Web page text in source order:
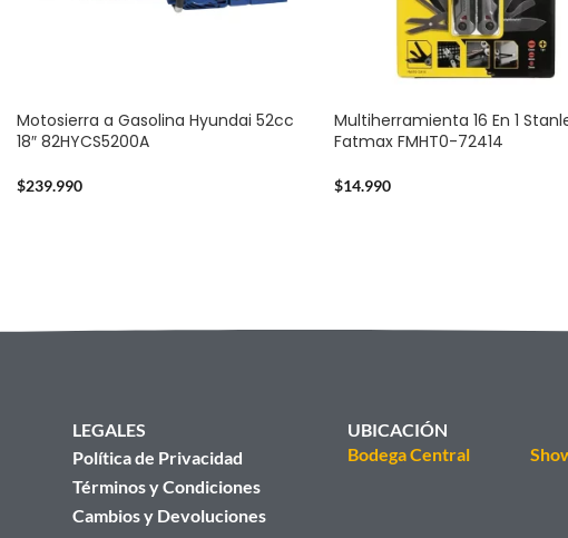
Motosierra a Gasolina Hyundai 52cc
18″ 82HYCS5200A
$239.990
Multiherramienta 16 En 1
Fatmax FMHT0-72414
$14.990
LEGALES
Política de Privacidad
Términos y Condiciones
Cambios y Devoluciones
UBICACIÓN
Bodega Central